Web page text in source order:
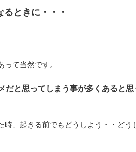
ときに・・・
て当然です。
だと思ってしまう事が多くあると思
時、起きる前でもどうしよう・・どう